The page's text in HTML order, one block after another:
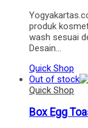
produk
wash sesuai
Desain…
Quick Shop
Out of stock
Quick Shop
Box Egg